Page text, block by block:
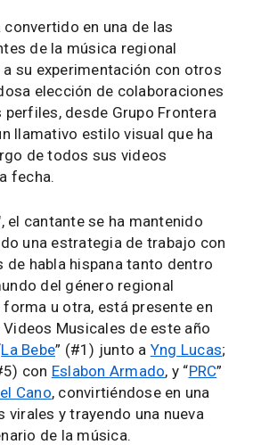
convertido en una de las
de la música regional
su experimentación con otros
elección de colaboraciones
desde Grupo Frontera
llamativo estilo visual que ha
de todos sus videos
fecha.
el cantante se ha mantenido
una estrategia de trabajo con
de habla hispana tanto dentro
del género regional
forma u otra, está presente en
Musicales de este año
La Bebe” (#1) junto a Yng Lucas;
con Eslabon Armado, y “PRC”
Cano, convirtiéndose en una
virales y trayendo una nueva
de la música.